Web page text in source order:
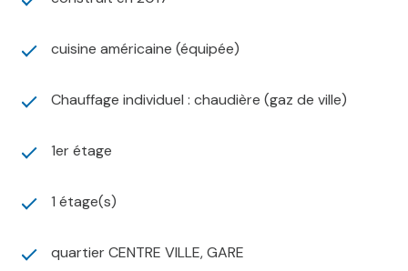
cuisine américaine (équipée)
Chauffage individuel : chaudière (gaz de ville)
1er étage
1 étage(s)
quartier CENTRE VILLE, GARE